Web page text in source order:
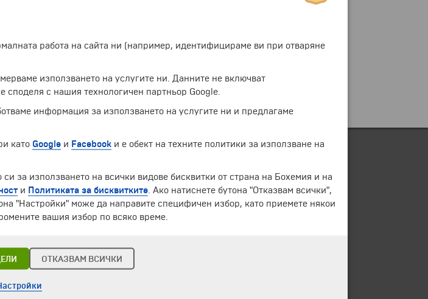
ЧЛЕН НА
работа на сайта ни (например, идентифицираме ви при отваряне
използването на услугите ни. Данните не включват
с нашия технологичен партньор Google.
информация за използването на услугите ни и предлагаме
като Google и Facebook и е обект на техните политики за използване на
за използването на всички видове бисквитки от страна на Бохемия и на
и Политиката за бисквитките . Ако натиснете бутона "Отказвам всички",
"Настройки" може да направите специфичен избор, като приемете някои
вашия избор по всяко време.
ОТКАЗВАМ ВСИЧКИ